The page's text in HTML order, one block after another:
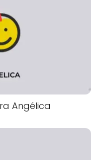
Angélica